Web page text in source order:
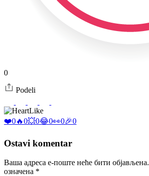
0
Podeli
Like
❤️0🔥0💥0😂0👀0🎉0
Ostavi komentar
Ваша адреса е-поште неће бити објављена.
означена *